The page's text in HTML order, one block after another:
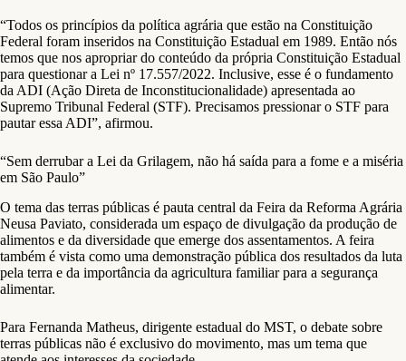
“Todos os princípios da política agrária que estão na Constituição
Federal foram inseridos na Constituição Estadual em 1989. Então nós
temos que nos apropriar do conteúdo da própria Constituição Estadual
para questionar a Lei nº 17.557/2022. Inclusive, esse é o fundamento
da ADI (Ação Direta de Inconstitucionalidade) apresentada ao
Supremo Tribunal Federal (STF). Precisamos pressionar o STF para
pautar essa ADI”, afirmou.
“Sem derrubar a Lei da Grilagem, não há saída para a fome e a miséria
em São Paulo”
O tema das terras públicas é pauta central da Feira da Reforma Agrária
Neusa Paviato, considerada um espaço de divulgação da produção de
alimentos e da diversidade que emerge dos assentamentos. A feira
também é vista como uma demonstração pública dos resultados da luta
pela terra e da importância da agricultura familiar para a segurança
alimentar.
Para Fernanda Matheus, dirigente estadual do MST, o debate sobre
terras públicas não é exclusivo do movimento, mas um tema que